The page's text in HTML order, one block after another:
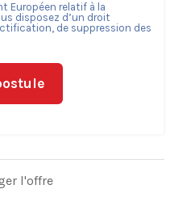
Européen relatif à la
disposez d’un droit
de suppression des
l'offre